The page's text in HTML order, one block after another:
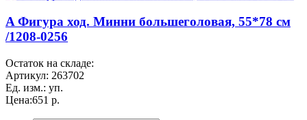
A Фигура ход. Минни большеголовая, 55*78 см
/1208-0256
Остаток на складе:
Артикул: 263702
Ед. изм.: уп.
Цена:651 р.